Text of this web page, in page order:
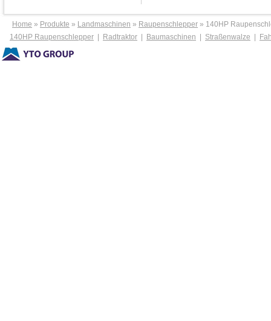
Home » Produkte » Landmaschinen » Raupenschlepper » 140HP
140HP Raupenschlepper
Radtraktor Baumaschinen Straßenwalze